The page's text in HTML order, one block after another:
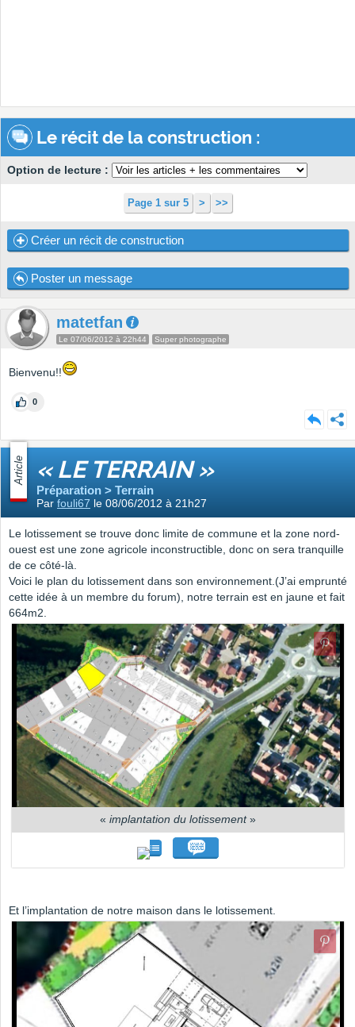
Le récit de la construction :
Option de lecture :
Page 1 sur 5 > >>
Créer un récit de construction
Poster un message
matetfan
Le 07/06/2012 à 22h44 Super photographe
Bienvenu!!
0
Article « LE TERRAIN »
Préparation > Terrain
Par fouli67 le 08/06/2012 à 21h27
Le lotissement se trouve donc limite de commune et la zone nord-
ouest est une zone agricole inconstructible, donc on sera tranquille
de ce côté-là.
Voici le plan du lotissement dans son environnement.(J’ai emprunté
cette idée à un membre du forum), notre terrain est en jaune et fait
664m2.
« implantation du lotissement»
Et l’implantation de notre maison dans le lotissement.